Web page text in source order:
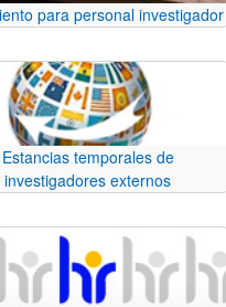
para personal investigador
Estancias temporales de
investigadores externos